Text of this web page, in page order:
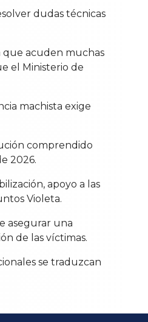
dudas técnicas
que acuden muchas
el Ministerio de
machista exige
comprendido
2026.
apoyo a las
Violeta.
asegurar una
de las víctimas.
se traduzcan